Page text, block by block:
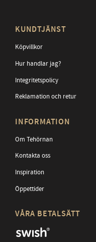
KUNDTJÄNST
Köpvillkor
Hur handlar jag?
Integritetspolicy
Reklamation och retur
INFORMATION
Om Tehörnan
Kontakta oss
Inspiration
Öppettider
VÅRA BETALSÄTT